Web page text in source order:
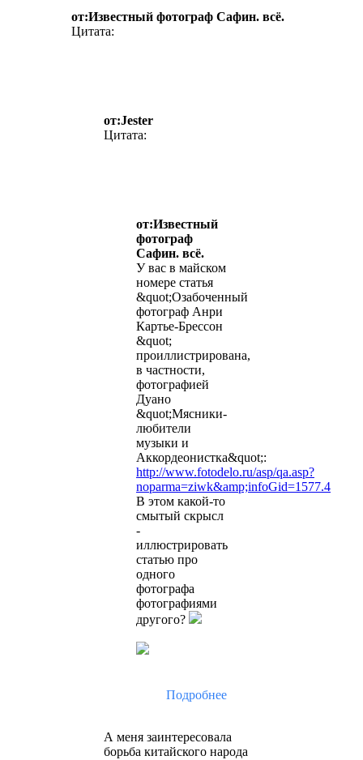
от:Известный фотограф Сафин. всё.
Цитата:
от:Jester
Цитата:
от:Известный
фотограф
Сафин. всё.
У вас в майском
номере статья
&quot;Озабоченный
фотограф Анри
Картье-Брессон
&quot;
проиллистрирована,
в частности,
фотографией
Дуано
&quot;Мясники-
любители
музыки и
Аккордеонистка&quot;:
http://www.fotodelo.ru/asp/qa.asp?
noparma=ziwk&amp;infoGid=1577.4
В этом какой-то
смытый скрысл
-
иллюстрировать
статью про
одного
фотографа
фотографиями
другого?
Подробнее
А меня заинтересовала
борьба китайского народа